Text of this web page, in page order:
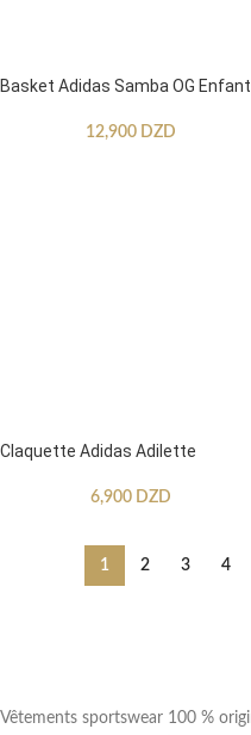
Basket Adidas Samba OG Enfant
12,900 DZD
Claquette Adidas Adilette
6,900 DZD
1 2 3 4
Vêtements sportswear 100 %